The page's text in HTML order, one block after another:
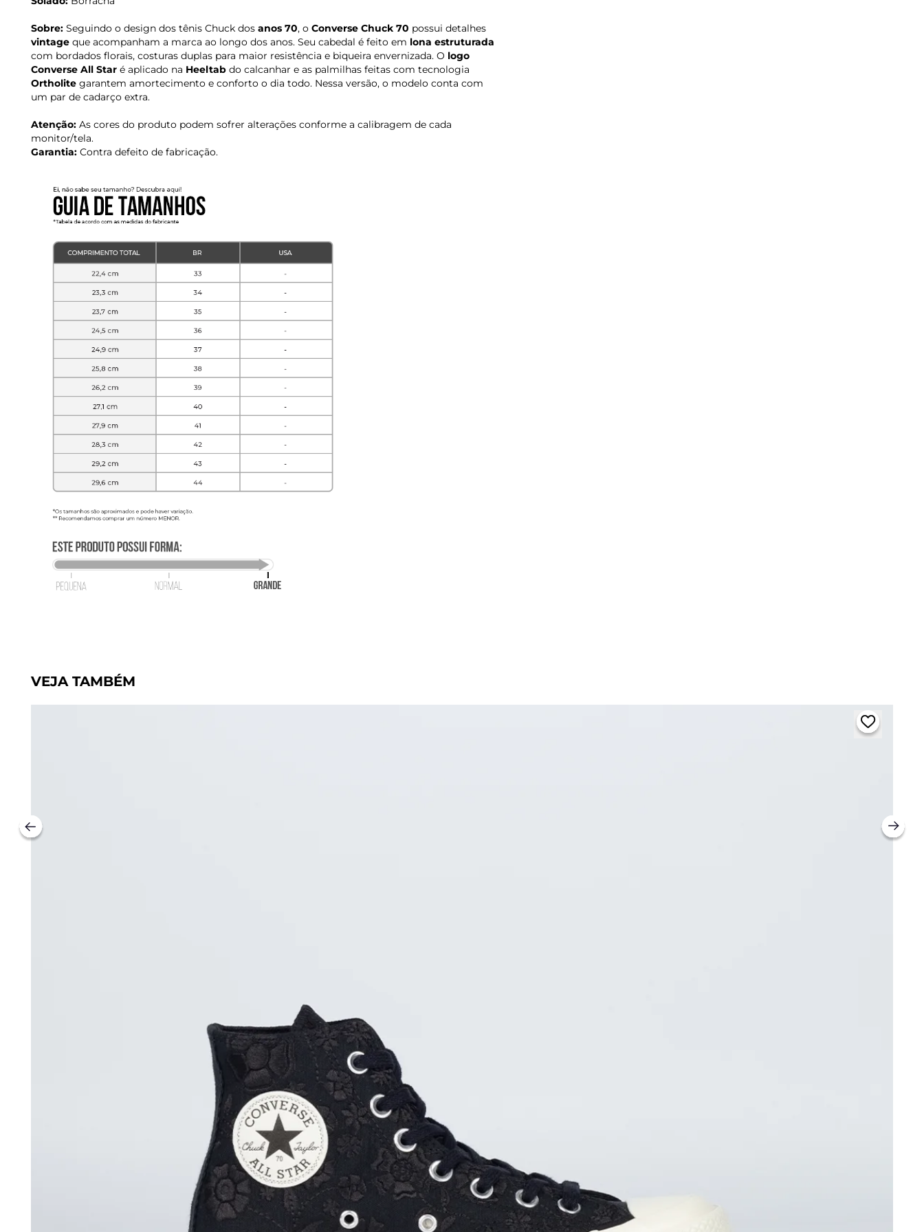
Sobre: Seguindo o design dos tênis Chuck dos anos 70, o Converse Chuck 70 possui detalhes
vintage que acompanham a marca ao longo dos anos. Seu cabedal é feito em lona estruturada
com bordados florais, costuras duplas para maior resistência e biqueira envernizada. O logo
Converse All Star é aplicado na Heeltab do calcanhar e as palmilhas feitas com tecnologia
Ortholite garantem amortecimento e conforto o dia todo. Nessa versão, o modelo conta com
um par de cadarço extra.
Atenção: As cores do produto podem sofrer alterações conforme a calibragem de cada
monitor/tela.
Garantia: Contra defeito de fabricação.
VEJA TAMBÉM